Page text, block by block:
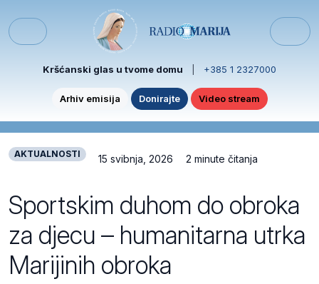
Menu
Kršćanski glas u tvome domu +385 1 2327000
Arhiv emisija Donirajte Video stream
AKTUALNOSTI 15 svibnja, 2026 2 minute čitanja
Sportskim duhom do obroka
za djecu – humanitarna utrka
Marijinih obroka